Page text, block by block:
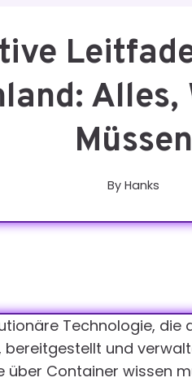
Alles,
Müssen
By Hanks
Technologie, die
und
über Container wissen